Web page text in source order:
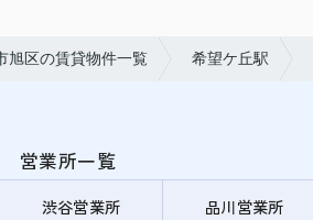
旭区の賃貸物件一覧 希望ケ丘駅
営業所一覧
渋谷営業所 品川営業所